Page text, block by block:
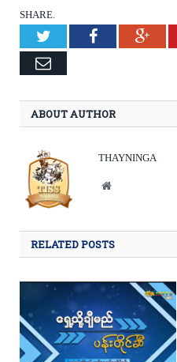
SHARE.
TwitterFacebook
Email
ABOUT AUTHOR
THAYNINGA
Website
RELATED POSTS